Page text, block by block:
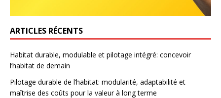
ARTICLES RÉCENTS
Habitat durable, modulable et pilotage intégré: concevoir
l’habitat de demain
Pilotage durable de l’habitat: modularité, adaptabilité et
maîtrise des coûts pour la valeur à long terme